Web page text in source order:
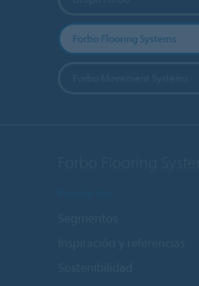
Forbo Flooring Systems